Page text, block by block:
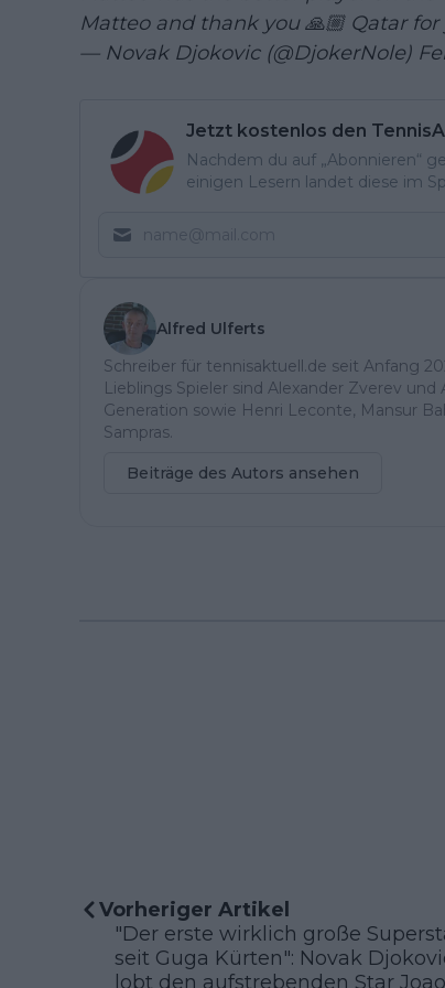
Matteo and thank you 🙏🏼 Qatar
— Novak Djokovic (@DjokerNole)
Jetzt kostenlos den
Nachdem du auf „Abonnieren“
einigen Lesern landet diese im
Alfred Ulferts
Schreiber für tennisaktuell.de seit Anfang
Lieblings Spieler sind Alexander Zverev
Generation sowie Henri Leconte, Mansur
Sampras.
Beiträge des Autors ansehen
Vorheriger Artikel
"Der erste wirklich große
seit Guga Kürten": Novak
lobt den aufstrebenden Star Joao